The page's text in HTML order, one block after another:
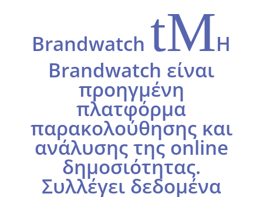
Brandwatch tMΗ
Brandwatch είναι
προηγμένη
πλατφόρμα
παρακολούθησης και
ανάλυσης της online
δημοσιότητας.
Συλλέγει δεδομένα